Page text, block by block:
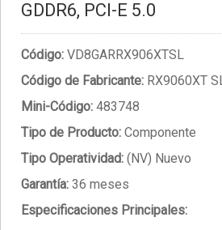
GDDR6, PCI-E 5.0
Código: VD8GARRX906XTSL
Código de Fabricante: RX9060XT
Mini-Código: 483748
Tipo de Producto: Componente
Tipo Operatividad: (NV) Nuevo
Garantía: 36 meses
Especificaciones Principales: